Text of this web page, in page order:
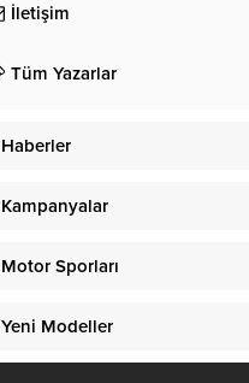
İletişim
Tüm Yazarlar
Haberler
Kampanyalar
Motor Sporları
Yeni Modeller